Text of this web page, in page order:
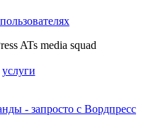
ATs media squad
услуги